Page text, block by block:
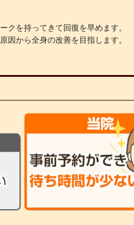
クを持ってきて回復を早めます。
因から全身の改善を目指します。